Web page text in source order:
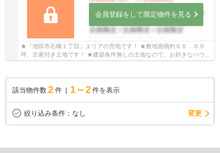
会員登録をして限定物件を見る
★『池田市石橋１丁目』エリアの売地です！ ★敷地面積約６６．６９
坪、古家付き土地です！ ★建築条件無しの土地なので、お好きなハウス
メーカー・工務店で建築可能です！
該当物件数 2件 1～2 件を表示
絞り込み条件： なし 変更